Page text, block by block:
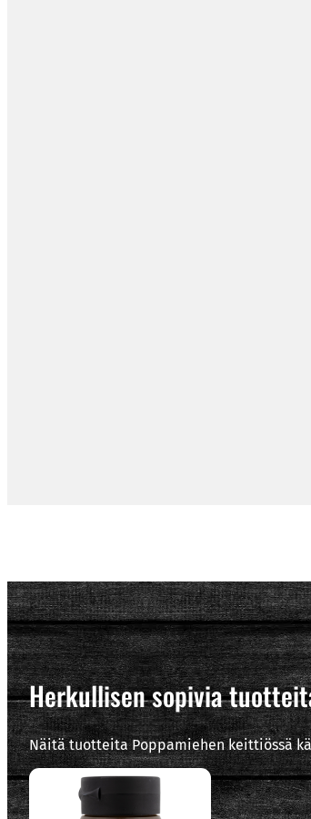
Herkullisen sopivia
Näitä tuotteita Poppamiehen keittiössä